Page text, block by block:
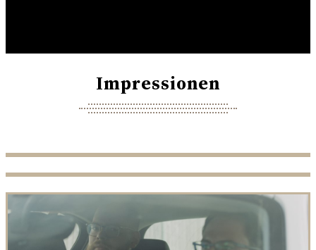
Impressionen